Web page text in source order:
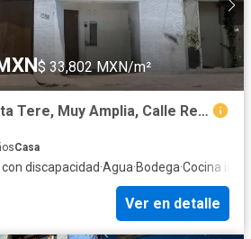
$ 33,802 MXN/m²
Casa en Venta, Santa Tere, Muy Amplia, Calle Reforma
Casa
discapacidad·Agua·Bodega·Cocina
Ver en detalle